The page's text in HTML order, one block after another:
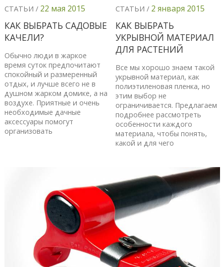
СТАТЬИ / 22 мая 2015
КАК ВЫБРАТЬ САДОВЫЕ
КАЧЕЛИ?
Обычно люди в жаркое
время суток предпочитают
спокойный и размеренный
отдых, и лучше всего не в
душном жарком домике, а на
воздухе. Приятные и очень
необходимые дачные
аксессуары помогут
организовать
СТАТЬИ / 2 января 2015
КАК ВЫБРАТЬ
УКРЫВНОЙ МАТЕРИАЛ
ДЛЯ РАСТЕНИЙ
Все мы хорошо знаем такой
укрывной материал, как
полиэтиленовая пленка, но
этим выбор не
ограничивается. Предлагаем
подробнее рассмотреть
особенности каждого
материала, чтобы понять,
какой и для чего